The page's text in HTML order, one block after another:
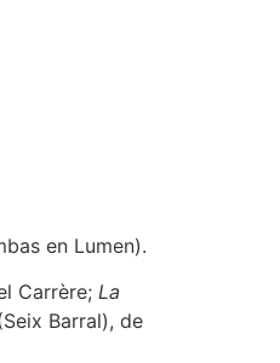
en Lumen).
Carrère; La
Barral), de